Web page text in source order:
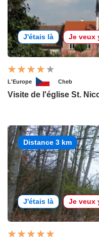
J'étais là Je veux
L'Europe Cheb
Visite de l'église St.
Distance 3 km
J'étais là Je veux